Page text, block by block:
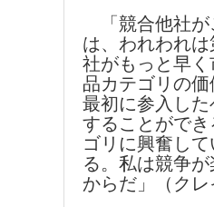
「競合他社が
は、われわれ
社がもっと早
品カテゴリの
最初に参入し
することがで
ゴリに興奮し
る。私は競争
からだ」（クレ